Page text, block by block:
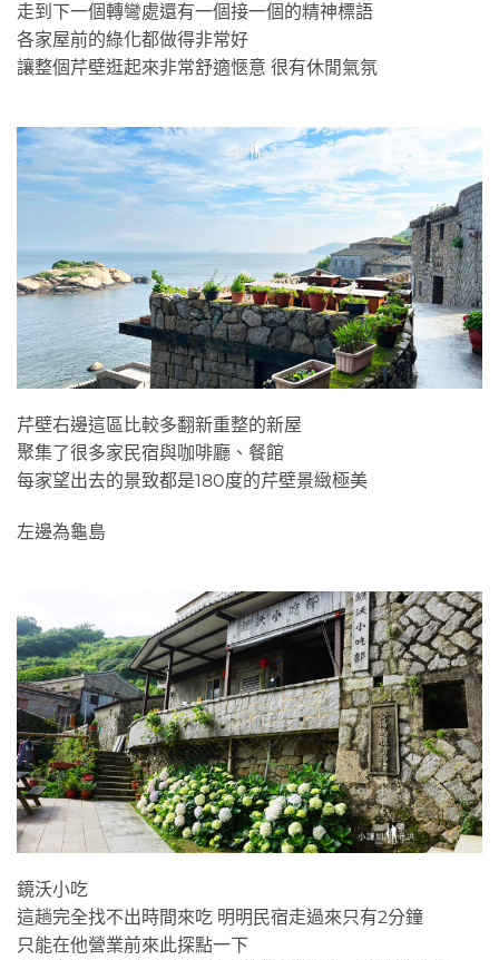
走到下一個轉彎處還有一個接一個的精神標語
各家屋前的綠化都做得非常好
讓整個芹壁逛起來非常舒適愜意 很有休閒氣氛
芹壁右邊這區比較多翻新重整的新屋
聚集了很多家民宿與咖啡廳、餐館
每家望出去的景致都是180度的芹壁景緻極美
左邊為龜島
鏡沃小吃
這趟完全找不出時間來吃 明明民宿走過來只有2分鐘
只能在他營業前來此探點一下